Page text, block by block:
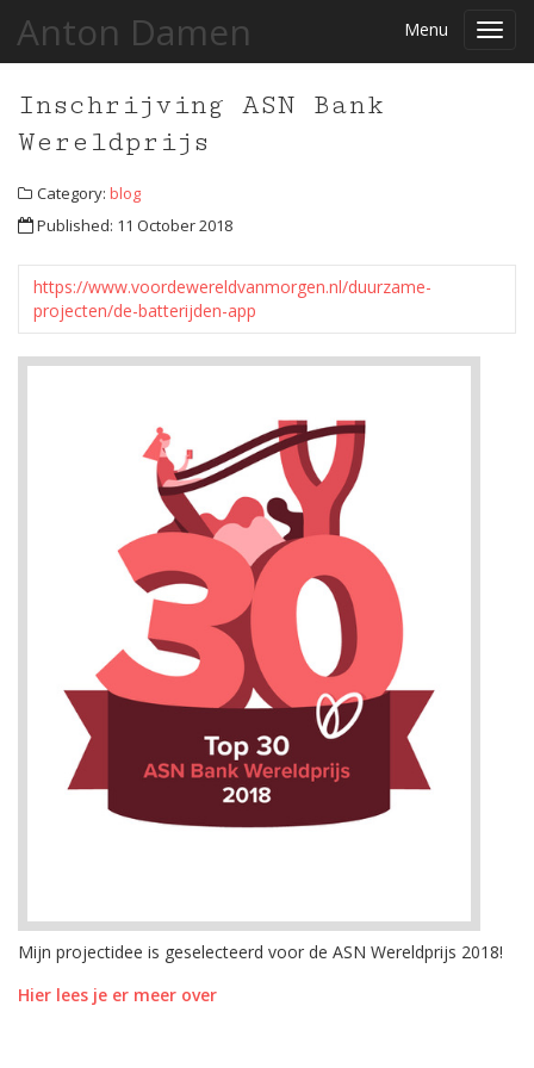
Anton Damen Menu
Inschrijving ASN Bank
Wereldprijs
Category: blog
Published: 11 October 2018
https://www.voordewereldvanmorgen.nl/duurzame-
projecten/de-batterijden-app
Mijn projectidee is geselecteerd voor de ASN Wereldprijs 2018!
Hier lees je er meer over